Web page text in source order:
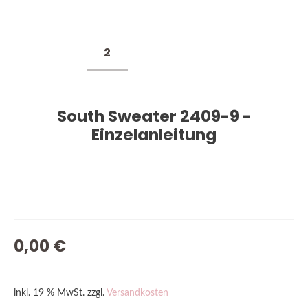
South Sweater 2409-9 -
Einzelanleitung
0,00€
inkl. 19 % MwSt. zzgl. Versandkosten